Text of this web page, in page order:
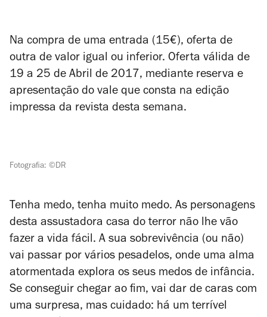
Na compra de uma entrada (15€), oferta de
outra de valor igual ou inferior. Oferta válida de
19 a 25 de Abril de 2017, mediante reserva e
apresentação do vale que consta na edição
impressa da revista desta semana.
Fotografia: ©DR
Tenha medo, tenha muito medo. As personagens
desta assustadora casa do terror não lhe vão
fazer a vida fácil. A sua sobrevivência (ou não)
vai passar por vários pesadelos, onde uma alma
atormentada explora os seus medos de infância.
Se conseguir chegar ao fim, vai dar de caras com
uma surpresa, mas cuidado: há um terrível